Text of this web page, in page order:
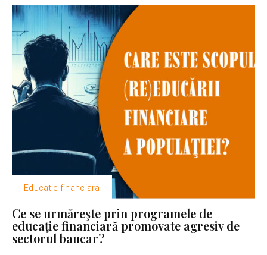
Educatie financiara
Ce se urmăreşte prin programele de
educaţie financiară promovate agresiv de
sectorul bancar?